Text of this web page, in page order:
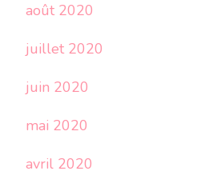
août 2020
juillet 2020
juin 2020
mai 2020
avril 2020